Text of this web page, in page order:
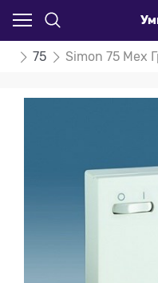
75 Simon 75 Мех